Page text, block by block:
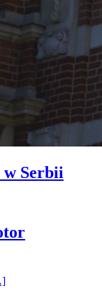
w Serbii